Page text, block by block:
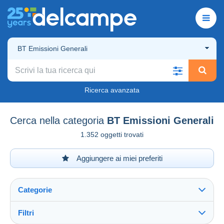
BT Emissioni Generali
Ricerca avanzata
Cerca nella categoria BT Emissioni Generali
1.352 oggetti trovati
Aggiungere ai miei preferiti
Categorie
Filtri